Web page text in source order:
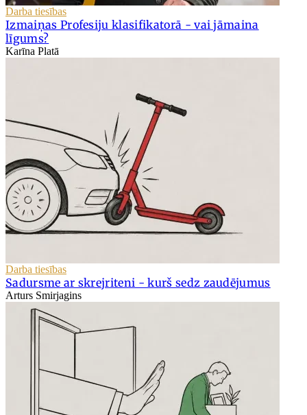
Darba tiesības
Izmaiņas Profesiju klasifikatorā - vai jāmaina
līgums?
Karīna Platā
Darba tiesības
Sadursme ar skrejriteni - kurš sedz zaudējumus
Arturs Smirjagins